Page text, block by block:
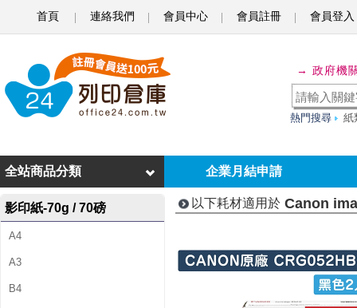
首頁 連絡我們 會員中心 會員註冊 會員登入
n
n
i
m
a
g
→ 政府機
熱門搜尋 紙
企業月結申請
全站商品分類
影印紙-70g / 70磅
A4
A3
B4
以下耗材適用於 Canon